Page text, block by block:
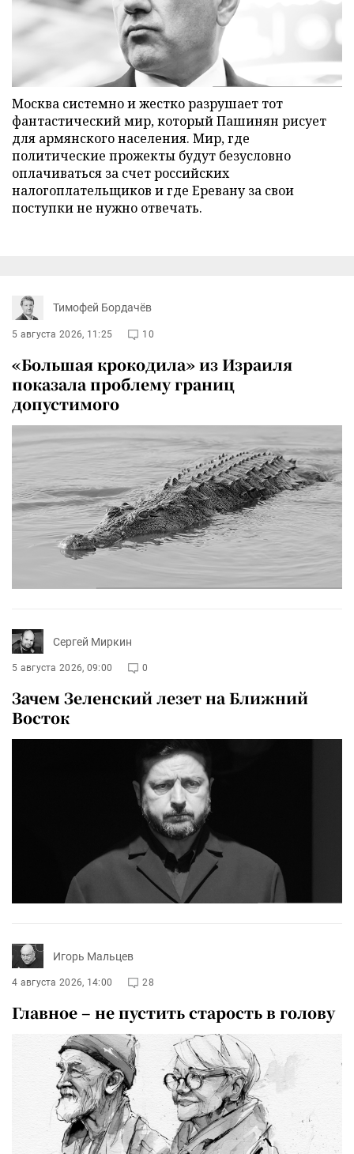
Москва системно и жестко разрушает тот
фантастический мир, который Пашинян рисует
для армянского населения. Мир, где
политические прожекты будут безусловно
оплачиваться за счет российских
налогоплательщиков и где Еревану за свои
поступки не нужно отвечать.
Тимофей Бордачёв
5 августа 2026, 11:25 10
«Большая крокодила» из Израиля
показала проблему границ
допустимого
Сергей Миркин
5 августа 2026, 09:00 0
Зачем Зеленский лезет на Ближний
Восток
Игорь Мальцев
4 августа 2026, 14:00 28
Главное – не пустить старость в голову